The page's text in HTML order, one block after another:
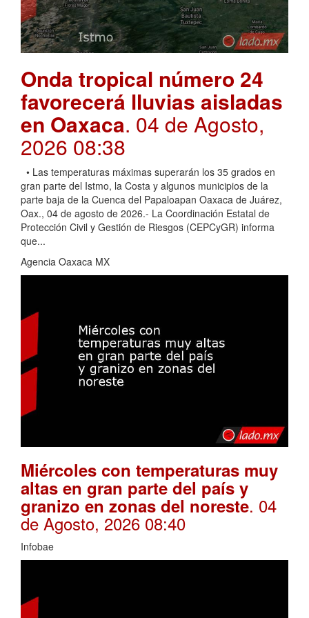
Onda tropical número 24
favorecerá lluvias aisladas
en Oaxaca. 04 de Agosto,
2026 08:38
• Las temperaturas máximas superarán los 35 grados en
gran parte del Istmo, la Costa y algunos municipios de la
parte baja de la Cuenca del Papaloapan Oaxaca de Juárez,
Oax., 04 de agosto de 2026.- La Coordinación Estatal de
Protección Civil y Gestión de Riesgos (CEPCyGR) informa
que...
Agencia Oaxaca MX
Miércoles con temperaturas muy
altas en gran parte del país y
granizo en zonas del noreste. 04
de Agosto, 2026 08:40
Infobae